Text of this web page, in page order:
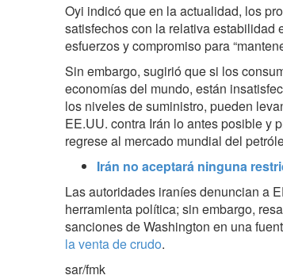
Oyi indicó que en la actualidad, los
satisfechos con la relativa estabilidad
esfuerzos y compromiso para
Sin embargo, sugirió que si los
economías del mundo, están
los niveles de suministro, pueden
EE.UU. contra Irán lo antes posible y
regrese al mercado mundial del
Irán no aceptará ninguna
Las autoridades iraníes denuncian a
herramienta política; sin embargo,
sanciones de Washington en una
la venta de crudo.
sar/fmk